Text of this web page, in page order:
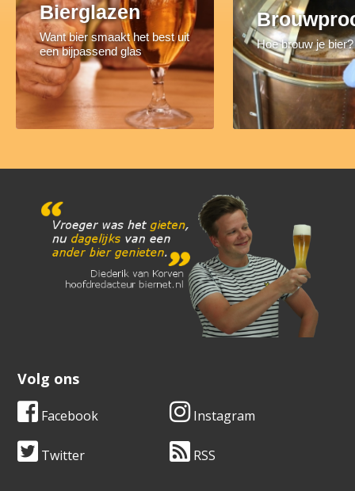
Bierglazen
Want bier smaakt het best uit
een bijpassend glas
Hoe brouw je bier?
Volg ons
Facebook Instagram
Twitter RSS